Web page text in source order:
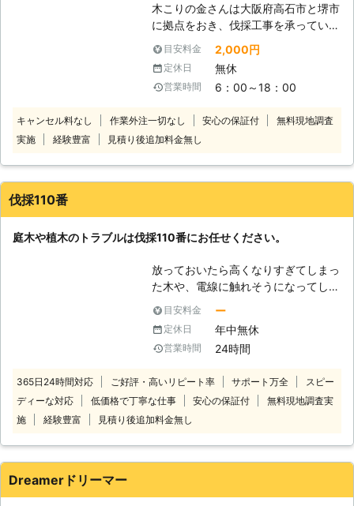
り、安全に木を切り倒すことができま
す。また伐採した木を運搬し、適切に
処分していきます。もしもお庭にお世
話ができなくなった木がある場合は、
浦幌町内全域で活動する当社まで一度
木こりの金さんは大阪府高石市と堺市
に拠点をおき、伐採工事を承っていま
す。大阪府の隣接エリアはもちろんの
こと、北海道でもご依頼承っています
ので気軽にご相談ください。 【特殊
伐採が得意！ほかで断られた依頼もお
きる業者を探している ・狭い場所の
ため伐採作業を断られてしまった こ
た状況での伐採は、周りの建物や電線
高い技術が必要です。当店では木に登
って少しずつ切り詰めていく「特殊伐
採」により、安全に伐採工事をおこな
いますので安心してお任せください。
【樹木に携わり約10年のベテランが
対応】 庭仕事・林業に携わってから
10年ほど経ちました。その前は建築
業を専門に50年以上の実績があり、
高所での作業に慣れていることが強み
です。木の上での作業をご依頼のとき
目安料金 2,000円
定休日 無休
営業時間 6：00～18：00
キャンセル料なし 作業外注一切なし 安心の保証付
無料現地調査
実施
経験豊富 見積り後追加料金無し
伐採110番
庭木や植木のトラブルは伐採110番にお任せください。
放っておいたら高くなりすぎてしまっ
た木や、電線に触れそうになってしま
っている木など、ご自分では手に負え
なくなってしまった木はありません
か？ 伐採110番では、1本から伐採、
抜根をお受けします。 一人で悩まず
24時間365日、無料でお電話でのご
相談をお受けしております。 【伐採
110番の4つの強み】 ・庭木や植木1本
けでも伐採、抜根をさせていただきま
「仕事で立ち合える時間がない」、
目安料金 ー
定休日 年中無休
営業時間 24時間
365日24時間対応 ご好評・高いリピート率 サポート万全
スピー
ディーな対応
低価格で丁寧な仕事 安心の保証付
無料現地調査実
施
経験豊富 見積り後追加料金無し
Dreamerドリーマー